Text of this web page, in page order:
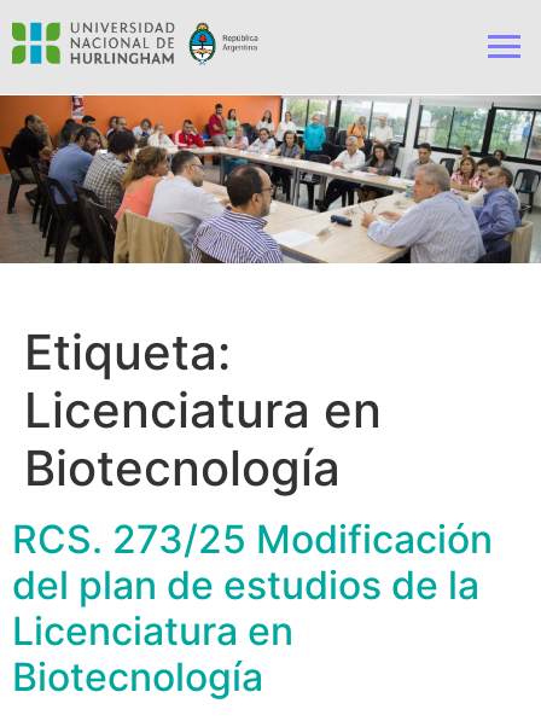
Etiqueta:
Licenciatura en
Biotecnología
RCS. 273/25 Modificación
del plan de estudios de la
Licenciatura en
Biotecnología